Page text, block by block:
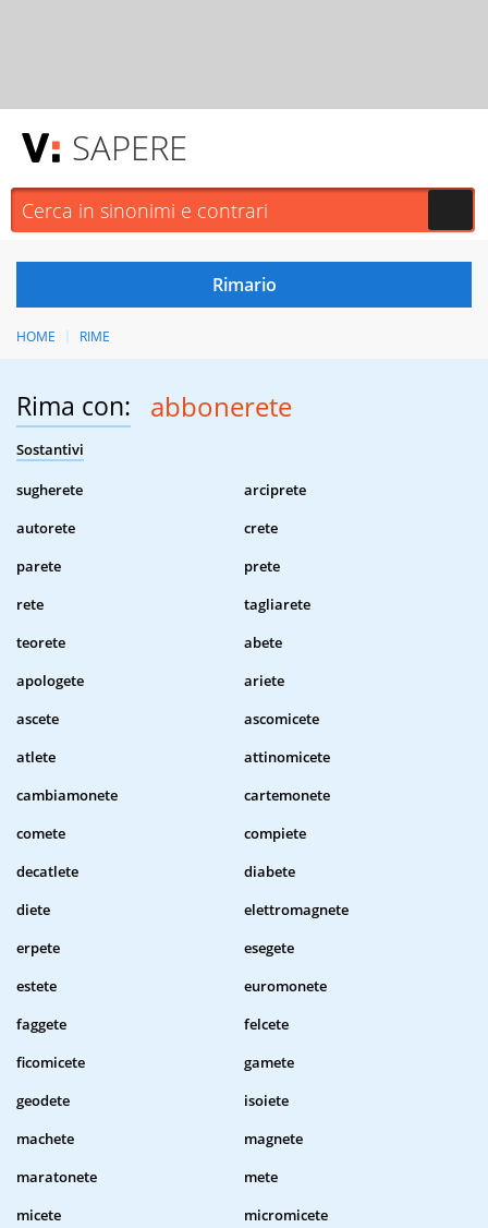
SAPERE
HOME RIME
Rima con: abbonerete
Sostantivi
sugherete
arciprete
autorete
crete
parete
prete
rete
tagliarete
teorete
abete
apologete
ariete
ascete
ascomicete
atlete
attinomicete
cambiamonete
cartemonete
comete
compiete
decatlete
diabete
diete
elettromagnete
erpete
esegete
estete
euromonete
faggete
felcete
ficomicete
gamete
geodete
isoiete
machete
magnete
maratonete
mete
micete
micromicete